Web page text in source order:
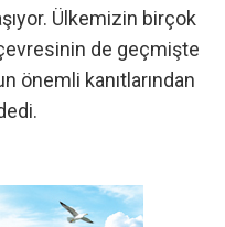
Ülkemizin birçok
de geçmişte
önemli kanıtlarından